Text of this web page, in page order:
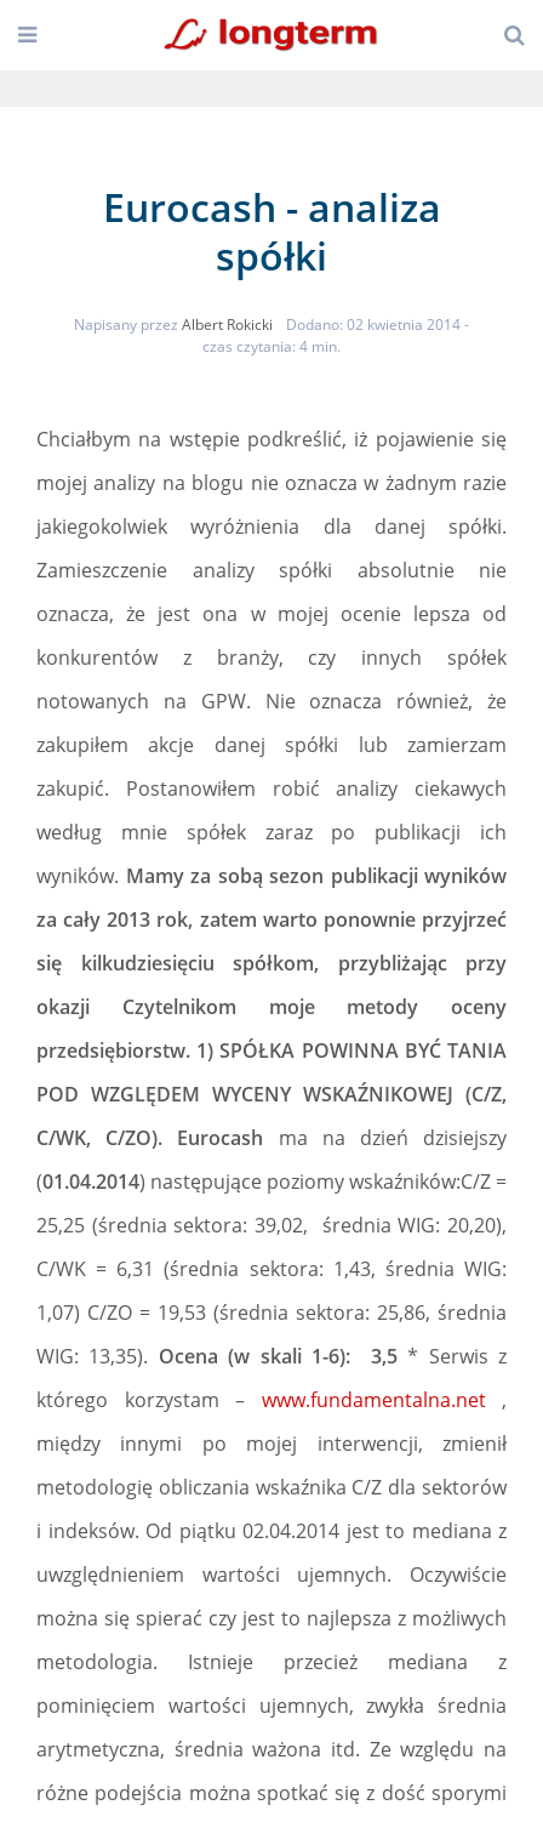
Eurocash - analiza
spółki
Napisany przez Albert Rokicki Dodano: 02 kwietnia 2014-
czas czytania: 4 min.
Chciałbym na wstępie podkreślić, iż pojawienie się
mojej analizy na blogu nie oznacza w żadnym razie
jakiegokolwiek wyróżnienia dla danej spółki.
Zamieszczenie analizy spółki absolutnie nie
oznacza, że jest ona w mojej ocenie lepsza od
konkurentów z branży, czy innych spółek
notowanych na GPW. Nie oznacza również, że
zakupiłem akcje danej spółki lub zamierzam
zakupić. Postanowiłem robić analizy ciekawych
według mnie spółek zaraz po publikacji ich
wyników. Mamy za sobą sezon publikacji wyników
za cały 2013 rok, zatem warto ponownie przyjrzeć
się kilkudziesięciu spółkom, przybliżając przy
okazji Czytelnikom moje metody oceny
przedsiębiorstw. 1) SPÓŁKA POWINNA BYĆ TANIA
POD WZGLĘDEM WYCENY WSKAŹNIKOWEJ (C/Z,
C/WK, C/ZO). Eurocash ma na dzień dzisiejszy
(01.04.2014) następujące poziomy wskaźników:C/Z =
25,25 (średnia sektora: 39,02, średnia WIG: 20,20),
C/WK = 6,31 (średnia sektora: 1,43, średnia WIG:
1,07) C/ZO = 19,53 (średnia sektora: 25,86, średnia
WIG: 13,35). Ocena (w skali 1-6): 3,5* Serwis z
którego korzystam – www.fundamentalna.net,
między innymi po mojej interwencji, zmienił
metodologię obliczania wskaźnika C/Z dla sektorów
i indeksów. Od piątku 02.04.2014 jest to mediana z
uwzględnieniem wartości ujemnych. Oczywiście
można się spierać czy jest to najlepsza z możliwych
metodologia. Istnieje przecież mediana z
pominięciem wartości ujemnych, zwykła średnia
arytmetyczna, średnia ważona itd. Ze względu na
różne podejścia można spotkać się z dość sporymi